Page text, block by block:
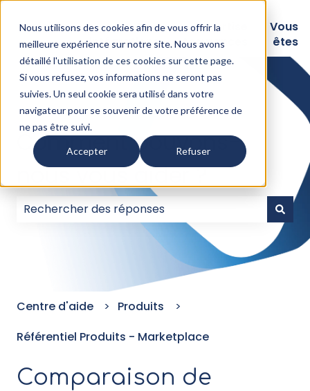
Nous utilisons des cookies afin de vous offrir la
meilleure expérience sur notre site. Nous avons
détaillé l'utilisation de ces cookies sur cette page.
Si vous refusez, vos informations ne seront pas
suivies. Un seul cookie sera utilisé dans votre
navigateur pour se souvenir de votre préférence de
ne pas être suivi.
Accepter Refuser
Logiciels
Nos
intégrations
Expertise
Assurances
Vous
êtes
Comment pouvons-
nous vous aider ?
Il n'y a aucune suggestion car le champ de
Centre d'aide
Produits
Référentiel Produits - Marketplace
Comparaison de